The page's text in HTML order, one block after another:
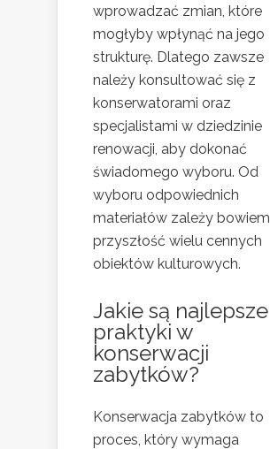
wprowadzać zmian, które
mogłyby wpłynąć na jego
strukturę. Dlatego zawsze
należy konsultować się z
konserwatorami oraz
specjalistami w dziedzinie
renowacji, aby dokonać
świadomego wyboru. Od
wyboru odpowiednich
materiałów zależy bowiem
przyszłość wielu cennych
obiektów kulturowych.
Jakie są najlepsze
praktyki w
konserwacji
zabytków?
Konserwacja zabytków to
proces, który wymaga